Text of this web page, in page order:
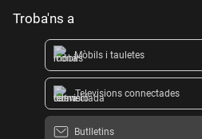
Troba'ns a
Mòbils i tauletes
Televisions connectades
Butlletins